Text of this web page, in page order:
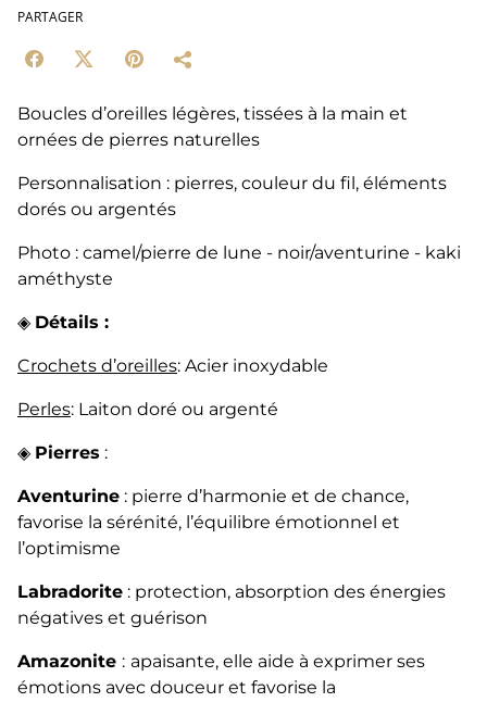
PARTAGER
Boucles d’oreilles légères, tissées à la main et
ornées de pierres naturelles
Personnalisation : pierres, couleur du fil, éléments
dorés ou argentés
Photo : camel/pierre de lune - noir/aventurine - kaki
améthyste
◈ Détails :
Crochets d’oreilles: Acier inoxydable
Perles: Laiton doré ou argenté
◈ Pierres :
Aventurine : pierre d’harmonie et de chance,
favorise la sérénité, l’équilibre émotionnel et
l’optimisme
Labradorite : protection, absorption des énergies
négatives et guérison
Amazonite : apaisante, elle aide à exprimer ses
émotions avec douceur et favorise la